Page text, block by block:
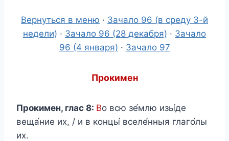
Вернуться в меню · Зачало 96 (в среду 3-й
недели) · Зачало 96 (28 декабря) · Зачало
96 (4 января) · Зачало 97
Прокимен
Прокимен, глас 8: Во всю зе́млю изы́де
веща́ние их, / и в концы́ вселе́нныя глаго́лы
их.